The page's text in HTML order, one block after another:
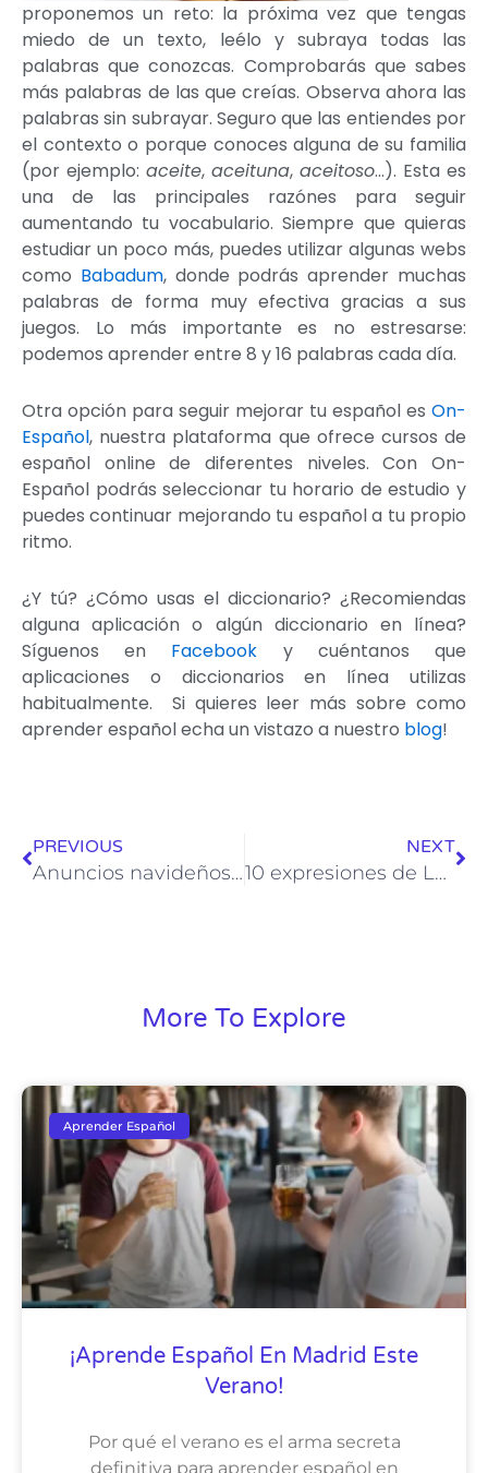
proponemos un reto: la próxima vez que tengas
miedo de un texto, leélo y subraya todas las
palabras que conozcas. Comprobarás que sabes
más palabras de las que creías. Observa ahora las
palabras sin subrayar. Seguro que las entiendes por
el contexto o porque conoces alguna de su familia
(por ejemplo: aceite, aceituna, aceitoso…). Esta es
una de las principales razónes para seguir
aumentando tu vocabulario. Siempre que quieras
estudiar un poco más, puedes utilizar algunas webs
como Babadum, donde podrás aprender muchas
palabras de forma muy efectiva gracias a sus
juegos. Lo más importante es no estresarse:
podemos aprender entre 8 y 16 palabras cada día.
Otra opción para seguir mejorar tu español es On-
Español, nuestra plataforma que ofrece cursos de
español online de diferentes niveles. Con On-
Español podrás seleccionar tu horario de estudio y
puedes continuar mejorando tu español a tu propio
ritmo.
¿Y tú? ¿Cómo usas el diccionario? ¿Recomiendas
alguna aplicación o algún diccionario en línea?
Síguenos en Facebook y cuéntanos que
aplicaciones o diccionarios en línea utilizas
habitualmente. Si quieres leer más sobre como
aprender español echa un vistazo a nuestro blog!
PREVIOUS
Anuncios navideños en España
NEXT
10 expresiones de La Casa de Papel
More To Explore
Aprender Español
¡Aprende Español En Madrid Este
Verano!
Por qué el verano es el arma secreta
definitiva para aprender español en